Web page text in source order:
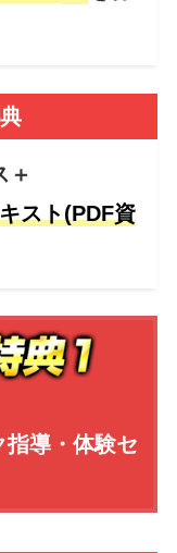
＋
スト(PDF資
指導・体験セ